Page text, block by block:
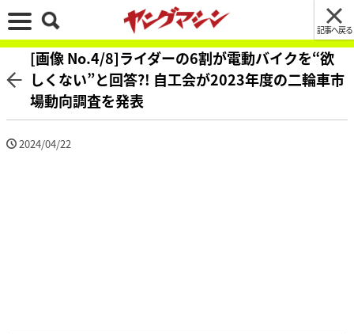
記事へ戻る
[画像 No.4/8]ライダーの6割が電動バイクを“欲
しくない”と回答?! 自工会が2023年度の二輪車市
場動向調査を発表
2024/04/22